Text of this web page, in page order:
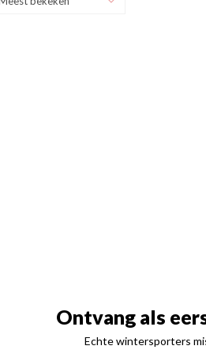
Ontvang als
Echte wintersporters